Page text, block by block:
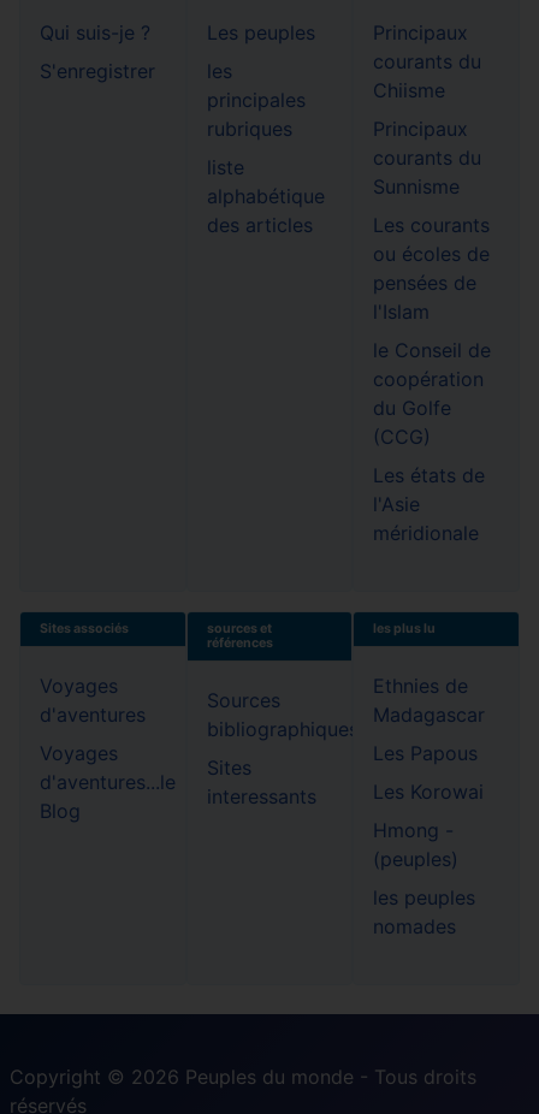
Qui suis-je ?
S'enregistrer
Les peuples
les
principales
rubriques
liste
alphabétique
des articles
Principaux
courants du
Chiisme
Principaux
courants du
Sunnisme
Les courants
ou écoles de
pensées de
l'Islam
le Conseil de
coopération
du Golfe
(CCG)
Les états de
l'Asie
méridionale
Sites associés
Voyages
d'aventures
Voyages
d'aventures...le
Blog
sources et
références
Sources
bibliographiques
Sites
interessants
les plus lu
Ethnies de
Madagascar
Les Papous
Les Korowai
Hmong -
(peuples)
les peuples
nomades
Copyright © 2026 Peuples du monde - Tous droits
réservés